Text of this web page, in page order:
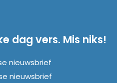
dag vers. Mis niks!
nieuwsbrief
nieuwsbrief